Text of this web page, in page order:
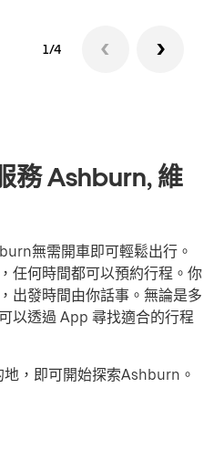
1/4
務 Ashburn, 維
無需開車即可輕鬆出行。
任何時間都可以預約行程。你
出發時間由你話事。無論是多
以透過 App 尋找適合的行程
，即可開始探索Ashburn。